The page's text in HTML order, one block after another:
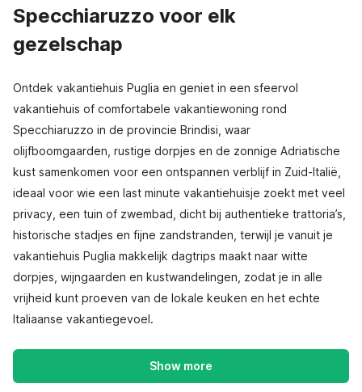
Specchiaruzzo voor elk
gezelschap
Ontdek vakantiehuis Puglia en geniet in een sfeervol
vakantiehuis of comfortabele vakantiewoning rond
Specchiaruzzo in de provincie Brindisi, waar
olijfboomgaarden, rustige dorpjes en de zonnige Adriatische
kust samenkomen voor een ontspannen verblijf in Zuid-Italië,
ideaal voor wie een last minute vakantiehuisje zoekt met veel
privacy, een tuin of zwembad, dicht bij authentieke trattoria’s,
historische stadjes en fijne zandstranden, terwijl je vanuit je
vakantiehuis Puglia makkelijk dagtrips maakt naar witte
dorpjes, wijngaarden en kustwandelingen, zodat je in alle
vrijheid kunt proeven van de lokale keuken en het echte
Italiaanse vakantiegevoel.
Show more